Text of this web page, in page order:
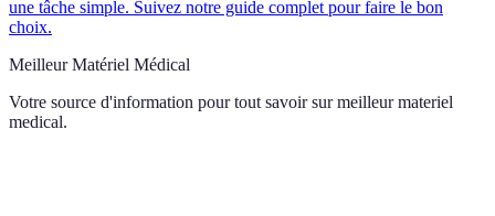
une tâche simple. Suivez notre guide complet pour faire le bon
choix.
Meilleur Matériel Médical
Votre source d'information pour tout savoir sur meilleur materiel
medical.